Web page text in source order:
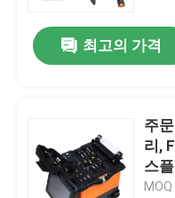
최고의 가격
주
리,
스